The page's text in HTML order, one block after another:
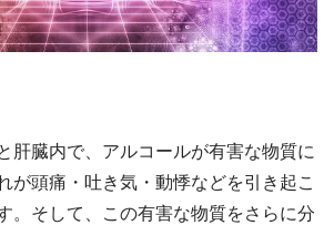
肝臓内で、アルコールが有害な物質に
が頭痛・吐き気・動悸などを引き起こ
。そして、この有害な物質をさらに分